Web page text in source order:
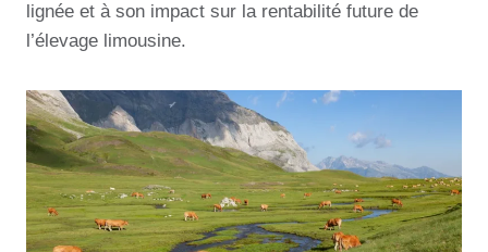
lignée et à son impact sur la rentabilité future de
l’élevage limousine.